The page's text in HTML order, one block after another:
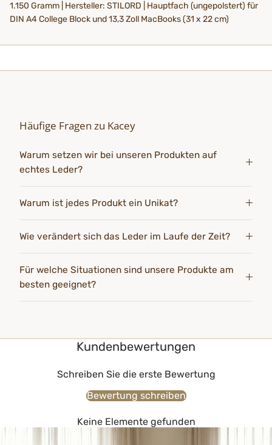
1.150 Gramm | Hersteller: STILORD | Hauptfach (ungepolstert) für
DIN A4 College Block und 13,3 Zoll MacBooks (31 x 22 cm)
Häufige Fragen zu Kacey
Warum setzen wir bei unseren Produkten auf
echtes Leder?
Warum ist jedes Produkt ein Unikat?
Wie verändert sich das Leder im Laufe der Zeit?
Für welche Situationen sind unsere Produkte am
besten geeignet?
Kundenbewertungen
Schreiben Sie die erste Bewertung
Bewertung schreiben
Keine Elemente gefunden